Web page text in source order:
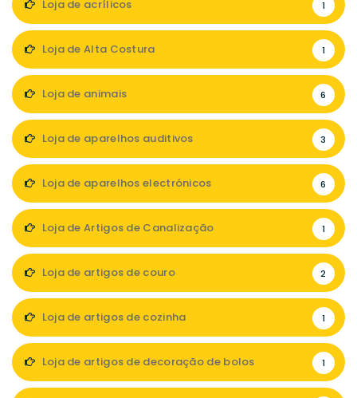
Loja de acrílicos 1
Loja de Alta Costura 1
Loja de animais 6
Loja de aparelhos auditivos 3
Loja de aparelhos electrónicos 6
Loja de Artigos de Canalização 1
Loja de artigos de couro 2
Loja de artigos de cozinha 1
Loja de artigos de decoração de bolos 1